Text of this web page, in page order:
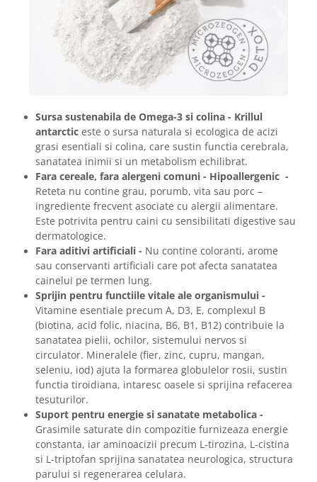
Sursa sustenabila de Omega-3 si colina - Krillul
antarctic este o sursa naturala si ecologica de acizi
grasi esentiali si colina, care sustin functia cerebrala,
sanatatea inimii si un metabolism echilibrat.
Fara cereale, fara alergeni comuni - Hipoallergenic -
Reteta nu contine grau, porumb, vita sau porc –
ingrediente frecvent asociate cu alergii alimentare.
Este potrivita pentru caini cu sensibilitati digestive sau
dermatologice.
Fara aditivi artificiali - Nu contine coloranti, arome
sau conservanti artificiali care pot afecta sanatatea
cainelui pe termen lung.
Sprijin pentru functiile vitale ale organismului -
Vitamine esentiale precum A, D3, E, complexul B
(biotina, acid folic, niacina, B6, B1, B12) contribuie la
sanatatea pielii, ochilor, sistemului nervos si
circulator. Mineralele (fier, zinc, cupru, mangan,
seleniu, iod) ajuta la formarea globulelor rosii, sustin
functia tiroidiana, intaresc oasele si sprijina refacerea
tesuturilor.
Suport pentru energie si sanatate metabolica -
Grasimile saturate din compozitie furnizeaza energie
constanta, iar aminoacizii precum L-tirozina, L-cistina
si L-triptofan sprijina sanatatea neurologica, structura
parului si regenerarea celulara.